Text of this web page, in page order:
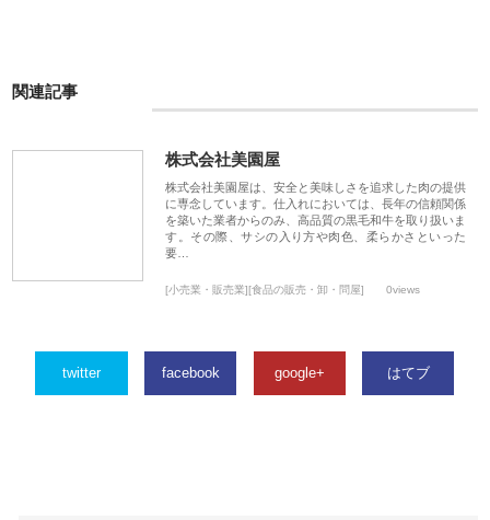
関連記事
株式会社美園屋
株式会社美園屋は、安全と美味しさを追求した肉の提供
に専念しています。仕入れにおいては、長年の信頼関係
を築いた業者からのみ、高品質の黒毛和牛を取り扱いま
す。その際、サシの入り方や肉色、柔らかさといった
要…
[小売業・販売業][食品の販売・卸・問屋] 0views
twitter facebook google+ はてブ